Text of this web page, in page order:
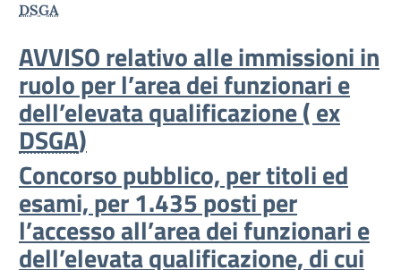
DSGA
AVVISO relativo alle immissioni in
ruolo per l’area dei funzionari e
dell’elevata qualificazione ( ex
DSGA)
Concorso pubblico, per titoli ed
esami, per 1.435 posti per
l’accesso all’area dei funzionari e
dell’elevata qualificazione, di cui